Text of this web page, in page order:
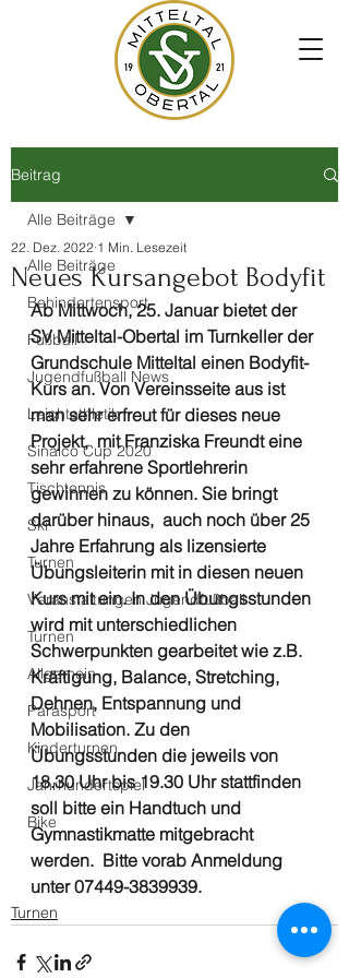
Beitrag
Alle Beiträge
Behindertensport
Fußball
Jugendfußball News
Leichtathletik
Sinalco Cup 2020
Tischtennis
Ski
Turnen
Veranstaltungen Jugendfußball
Turnen
Allgemein
Parasport
Kinderturnen
Jahrhundertspiel
Bike
Alle Beiträge
Neues Kursangebot Bodyfit
22. Dez. 2022 1 Min. Lesezeit
Ab Mittwoch, 25. Januar bietet der
SV Mitteltal-Obertal im Turnkeller der
Grundschule Mitteltal einen Bodyfit-
Kurs an. Von Vereinsseite aus ist
man sehr erfreut für dieses neue
Projekt,  mit Franziska Freundt eine
sehr erfahrene Sportlehrerin
gewinnen zu können. Sie bringt
darüber hinaus,  auch noch über 25
Jahre Erfahrung als lizensierte
Übungsleiterin mit in diesen neuen
Kurs mit ein. In den Übungsstunden
wird mit unterschiedlichen
Schwerpunkten gearbeitet wie z.B.
Kräftigung, Balance, Stretching,
Dehnen, Entspannung und
Mobilisation. Zu den
Übungsstunden die jeweils von
18.30 Uhr bis 19.30 Uhr stattfinden
soll bitte ein Handtuch und
Gymnastikmatte mitgebracht
werden.  Bitte vorab Anmeldung
unter 07449-3839939.
Turnen